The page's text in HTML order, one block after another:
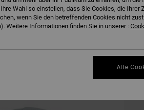
Wahl so einstellen, dass Sie Cookies, die Ihrer
wenn Sie den betreffenden Cookies nicht
Weitere Informationen finden Sie in unserer :
Alle